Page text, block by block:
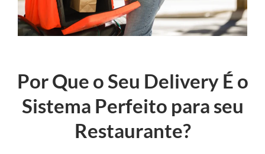
Por Que o Seu Delivery É o
Sistema Perfeito para seu
Restaurante?